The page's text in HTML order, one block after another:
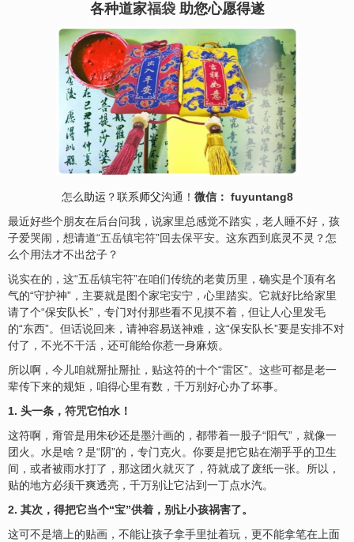
各种道家福袋助您心愿得遂
怎么助运 ？联系师父沟通！ 微信： fuyuntang8
最近好些个朋友在后台问我，说家里总感觉不踏实，老人睡不好，孩
子爱哭闹，想请道“五岳镇宅符”回去保平安。这东西到底灵不灵？怎
么个用法才不出岔子？
说实在的，这“五岳镇宅符”在咱们传统的老黄历里，确实是个顶有名
气的“守护神”，主要就是图个家宅安宁，心里踏实。它就好比给家里
请了个“保安队长”，专门对付那些看不见摸不着，但让人心里发毛
的“东西”。但话说回来，请神容易送神难，这“保安队长”要是安排不对
付了，不光不干活，还可能给你惹一身麻烦。
所以啊，今儿咱就掰扯掰扯，贴这符的十个“雷区”。这些可都是老一
辈传下来的规矩，咱得心里有数，千万别好心办了坏事。
1. 头一条， 符咒它怕水！
这符啊，甭管是用朱砂还是墨汁画的，都带着一股子“阳气”，就像一
团火。水是啥？是“阴”的，专门克火。你要是把它贴在潮乎乎的卫生
间，或者被雨水打了，那这团火就灭了，符就成了废纸一张。所以，
贴的地方必须干爽透亮，千万别让它沾到一丁点水汽。
2. 其次，得把它当个“宝”供着，别让小孩祸害了。
这可不是墙上的贴画，不能让孩子拿手里扯着玩，更不能拿笔在上面